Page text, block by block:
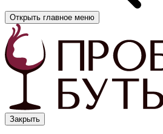
Открыть главное меню
Закрыть